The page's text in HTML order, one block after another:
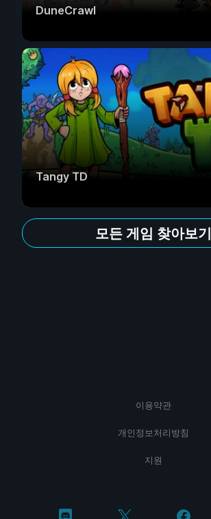
DuneCrawl
Tangy TD
모든 게임 찾아보기
이용약관
개인정보처리방침
지원